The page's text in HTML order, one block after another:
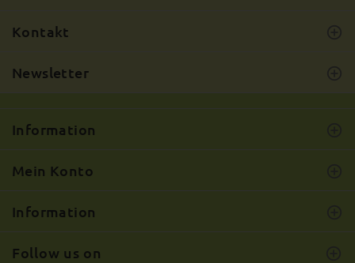
Kontakt
Newsletter
Information
Mein Konto
Information
Follow us on